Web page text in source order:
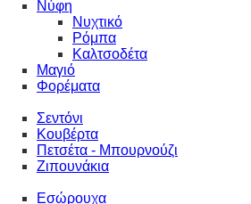
Νύφη
Νυχτικό
Ρόμπα
Καλτσοδέτα
Μαγιό
Φορέματα
Σεντόνι
Κουβέρτα
Πετσέτα - Μπουρνούζι
Ζιπουνάκια
Εσώρουχα